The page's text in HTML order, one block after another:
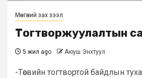
Мөнгөний зах зээл
Тогтворжуулалтын
5 жил ago Аюуш Энхтуул
-Төсвийн тогтвортой байдлын